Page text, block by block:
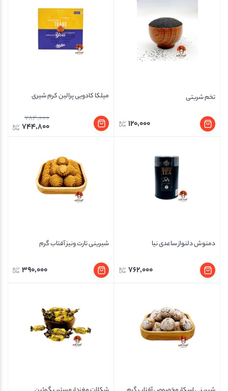
تخم شربتی
120,000
میلکا کادویی پرالین کرم شیری
784,000
744,800
دمنوش دلنواز ساعدی نیا
762,000
شیرینی تارت ونیز آفتاب گرم
390,000